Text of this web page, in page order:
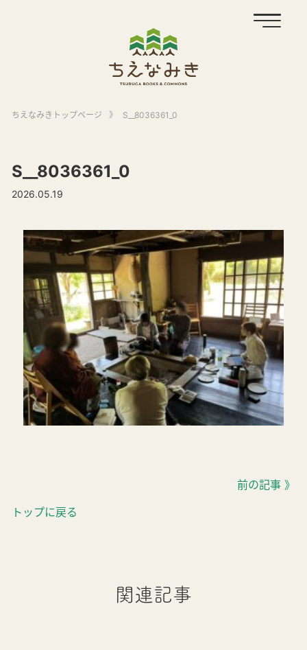
ちえなみきトップページ 》 S__8036361_0
S__8036361_0
2026.05.19
トップに戻る
前の記事 》
関連記事